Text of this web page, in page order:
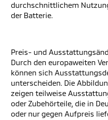
durchschnittlichem
der Batterie.
Preis- und
Durch den europaweiten
können sich
unterscheiden. Die
zeigen teilweise
oder Zubehörteile, die in
oder nur gegen Aufpreis